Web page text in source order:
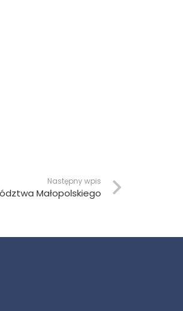
Następny wpis
Małopolskiego